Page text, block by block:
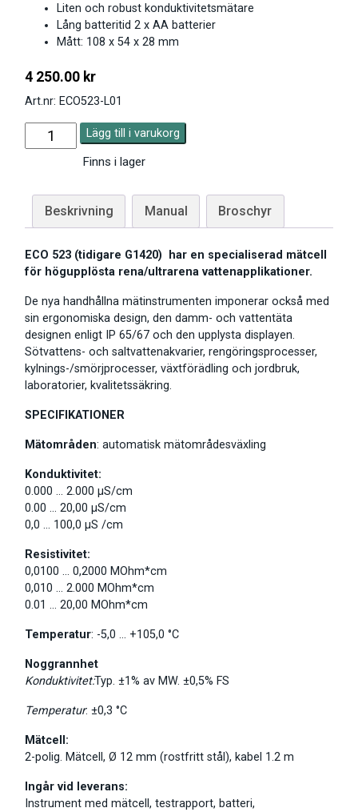
Liten och robust konduktivitetsmätare
Lång batteritid 2 x AA batterier
Mått: 108 x 54 x 28 mm
4 250.00 kr
Art.nr: ECO523-L01
Lägg till i varukorg
Finns i lager
Beskrivning Manual Broschyr
ECO 523 (tidigare G1420) har en specialiserad mätcell
för högupplösta rena/ultrarena vattenapplikationer.
De nya handhållna mätinstrumenten imponerar också med
sin ergonomiska design, den damm- och vattentäta
designen enligt IP 65/67 och den upplysta displayen.
Sötvattens- och saltvattenakvarier, rengöringsprocesser,
kylnings-/smörjprocesser, växtförädling och jordbruk,
aboratorier, kvalitetssäkring.
SPECIFIKATIONER
Mätområden: automatisk mätområdesväxling
Konduktivitet:
0.000 … 2.000 μS/cm
0.00 … 20,00 μS/cm
0,0 … 100,0 μS /cm
Resistivitet:
0,0100 … 0,2000 MOhm*cm
0,010 … 2.000 MOhm*cm
0.01 … 20,00 MOhm*cm
Temperatur: -5,0 … +105,0 °C
Noggrannhet
Konduktivitet:Typ. ±1% av MW. ±0,5% FS
Temperatur: ±0,3 °C
Mätcell:
2-polig. Mätcell, Ø 12 mm (rostfritt stål), kabel 1.2 m
Ingår vid leverans:
Instrument med mätcell, testrapport, batteri,